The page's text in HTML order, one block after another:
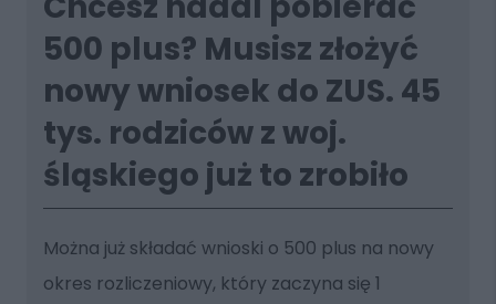
500 plus? Musisz złożyć
nowy wniosek do ZUS. 45
tys. rodziców z woj.
śląskiego już to zrobiło
Można już składać wnioski o 500 plus na nowy
okres rozliczeniowy, który zaczyna się 1